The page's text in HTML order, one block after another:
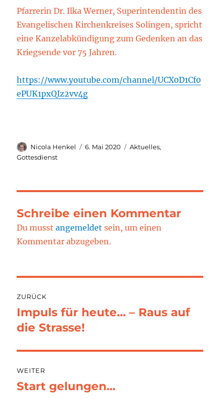
Pfarrerin Dr. Ilka Werner, Superintendentin des
Evangelischen Kirchenkreises Solingen, spricht
eine Kanzelabkündigung zum Gedenken an das
Kriegsende vor 75 Jahren.
https://www.youtube.com/channel/UCX0D1Cf0
ePUK1pxQIz2vv4g
Autor
Nicola Henkel
Veröffentlicht
6. Mai 2020 Kategorien
Aktuelles,
Gottesdienst
Schreibe einen Kommentar
Du musstangemeldet sein, um einen
Kommentar abzugeben.
ZURÜCK
Vorheriger
Beitrag:
Impuls für heute… – Raus auf
die Strasse!
WEITER
Nächster
Start gelungen…